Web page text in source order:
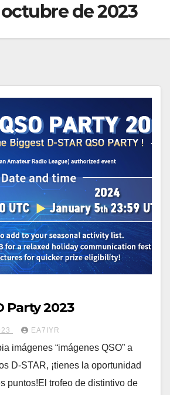
de 2023
Party 2023
EA7IYR
imágenes “imágenes QSO” a
D-STAR, ¡tienes la oportunidad
puntos!El trofeo de distintivo de